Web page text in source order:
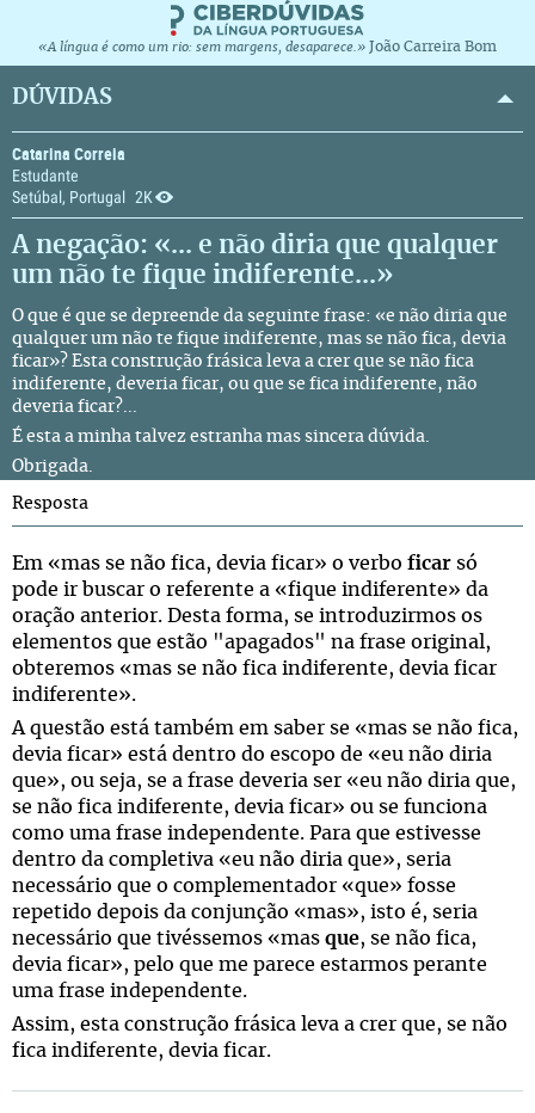
«A língua é como um rio: sem margens, desaparece.» João Carreira Bom
DÚVIDAS
Catarina Correia
Estudante
Setúbal, Portugal 2K
A negação: «... e não diria que qualquer
um não te fique indiferente...»
O que é que se depreende da seguinte frase: «e não diria que
qualquer um não te fique indiferente, mas se não fica, devia
ficar»? Esta construção frásica leva a crer que se não fica
indiferente, deveria ficar, ou que se fica indiferente, não
deveria ficar?...
É esta a minha talvez estranha mas sincera dúvida.
Obrigada.
Resposta
Em «mas se não fica, devia ficar» o verbo ficar só
pode ir buscar o referente a «fique indiferente» da
oração anterior. Desta forma, se introduzirmos os
elementos que estão "apagados" na frase original,
obteremos «mas se não fica indiferente, devia ficar
indiferente».
A questão está também em saber se «mas se não fica,
devia ficar» está dentro do escopo de «eu não diria
que», ou seja, se a frase deveria ser «eu não diria que,
se não fica indiferente, devia ficar» ou se funciona
como uma frase independente. Para que estivesse
dentro da completiva «eu não diria que», seria
necessário que o complementador «que» fosse
repetido depois da conjunção «mas», isto é, seria
necessário que tivéssemos «mas que, se não fica,
devia ficar», pelo que me parece estarmos perante
uma frase independente.
Assim, esta construção frásica leva a crer que, se não
fica indiferente, devia ficar.